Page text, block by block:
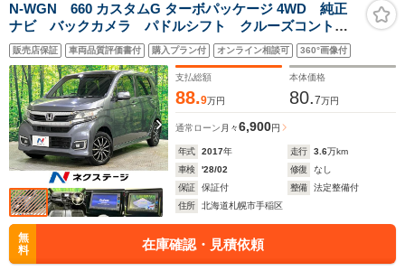
N-WGN 660 カスタムG ターボパッケージ 4WD 純正
ナビ バックカメラ パドルシフト クルーズコントロ
ール シートヒーター オートライト HIDヘッド オー
トエアコン ハーフレザー アイドリングストップ ス
マートキー ETC
販売店保証 車両品質評価書付 購入プラン付 オンライン相談可 360°画像付
支払総額
88.9万円
本体価格
80.7万円
通常ローン 月々6,900円
年式 2017年 走行 3.6万km
車検
'28/02 修復
なし
保証
保証付 整備
法定整備付
住所
北海道札幌市手稲区
無
料
在庫確認・見積依頼